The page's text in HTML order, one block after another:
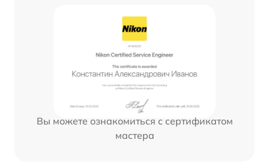
Вы можете ознакомиться с сертификатом
мастера